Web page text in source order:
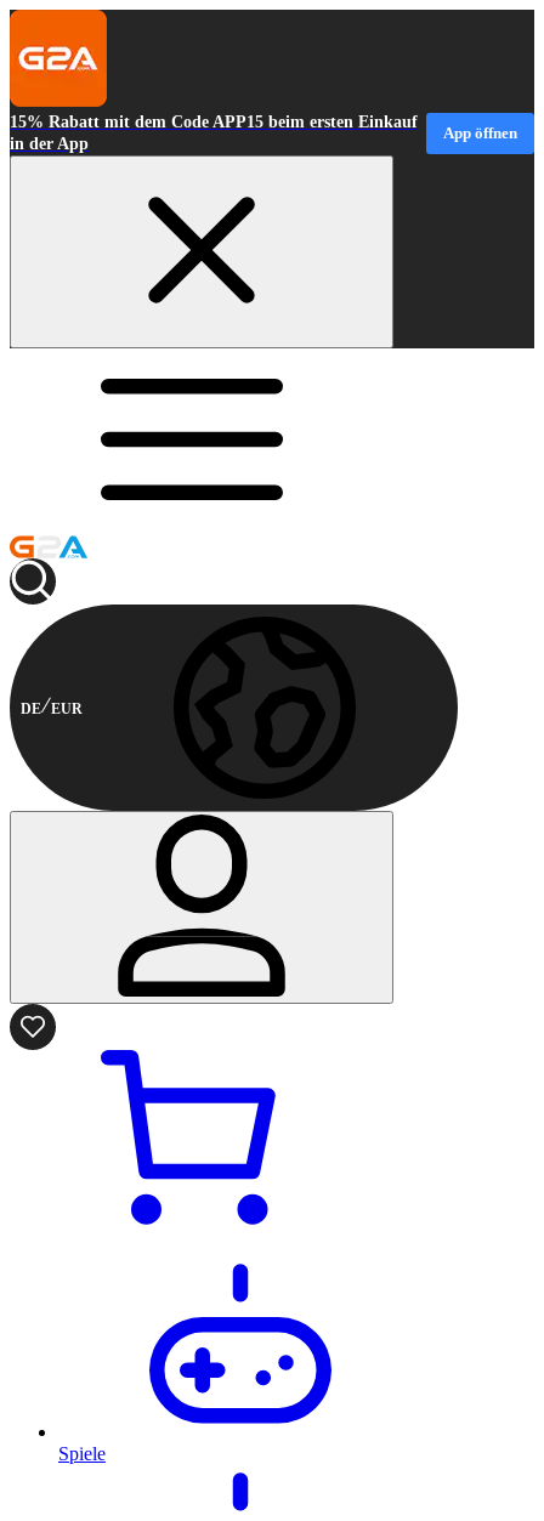
15% Rabatt mit dem Code APP15 beim ersten Einkauf
in der App
App öffnen
DE EUR
Spiele